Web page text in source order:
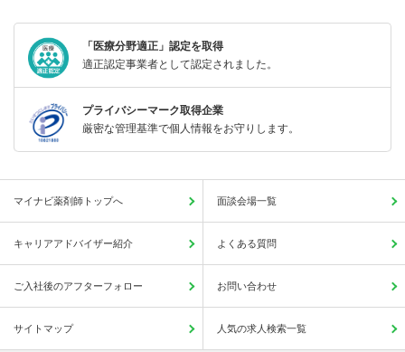
「医療分野適正」認定を取得
適正認定事業者として認定されました。
プライバシーマーク取得企業
厳密な管理基準で個人情報をお守りします。
マイナビ薬剤師トップへ 面談会場一覧
キャリアアドバイザー紹介 よくある質問
ご入社後のアフターフォロー お問い合わせ
サイトマップ 人気の求人検索一覧